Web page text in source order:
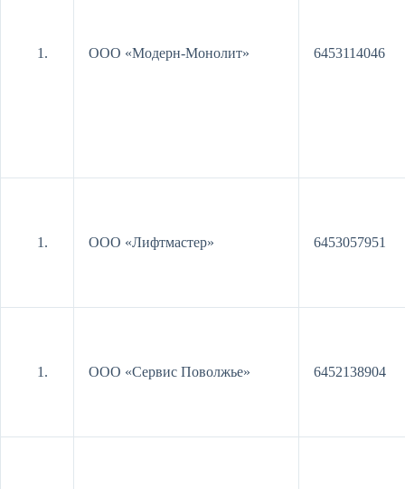
ООО «Модерн-Монолит» 6453114046
ООО «Лифтмастер» 6453057951
ООО «Сервис Поволжье» 6452138904